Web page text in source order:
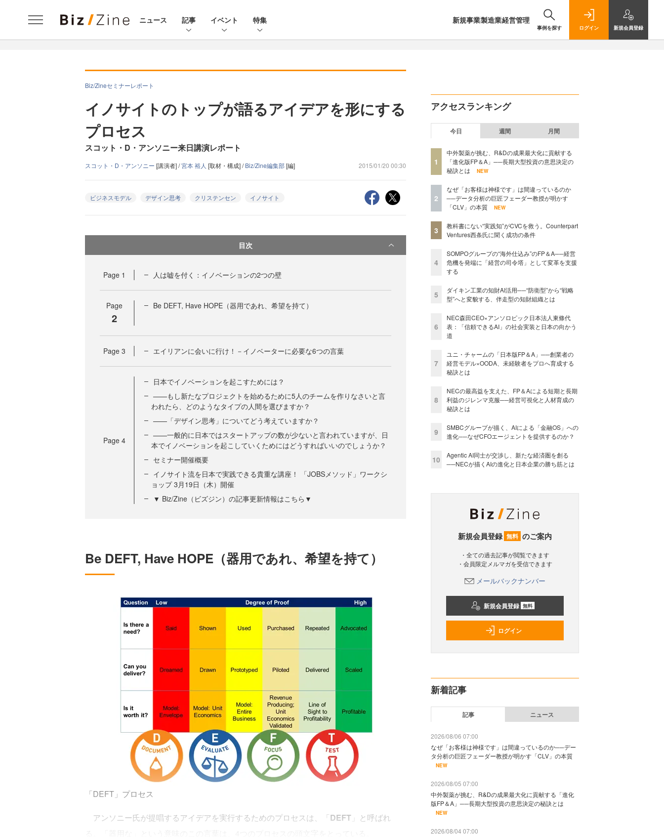
ニュース 記事 イベント 特集 新規事業製造業経営管理
事例を探す ログイン 新規会員登録
Biz/Zineセミナーレポート
イノサイトのトップが語るアイデアを形にする
プロセス
スコット・D・アンソニー来日講演レポート
スコット・D・アンソニー [講演者] /宮本 裕人 [取材・構成] /Biz/Zine編集部[編] 2015/01/20 00:30
ビジネスモデル デザイン思考 クリステンセン イノサイト
目次
Page 1 人は嘘を付く：イノベーションの2つの壁
Page
2
Be DEFT, Have HOPE（器用であれ、希望を持て）
Page 3 エイリアンに会いに行け！－イノベーターに必要な6つの言葉
Page 4
日本でイノベーションを起こすためには？
——もし新たなプロジェクトを始めるために5人のチームを作りなさいと言
われたら、どのようなタイプの人間を選びますか？
——「デザイン思考」についてどう考えていますか？
——一般的に日本ではスタートアップの数が少ないと言われていますが、日
本でイノベーションを起こしていくためにはどうすればいいのでしょうか？
セミナー開催概要
イノサイト流を日本で実践できる貴重な講座！ 「JOBSメソッド」ワークシ
ョップ 3月19日（木）開催
▼ Biz/Zine（ビズジン）の記事更新情報はこちら▼
Be DEFT, Have HOPE（器用であれ、希望を持て）
「DEFT」プロセス
アンソニー氏が提唱するアイデアを実行するためのプロセスは、「DEFT 」と呼ばれ
アクセスランキング
今日 週間 月間
1
中外製薬が挑む、R&Dの成果最大化に貢献する
「進化版FP＆A」──長期大型投資の意思決定の
秘訣とは
NEW
2
なぜ「お客様は神様です」は間違っているのか
──データ分析の巨匠フェーダー教授が明かす
「CLV」の本質
NEW
3
教科書にない“実践知”がCVCを救う。Counterpart
Ventures西条氏に聞く成功の条件
4
SOMPOグループの“海外仕込み”のFP＆A──経営
危機を発端に「経営の司令塔」として変革を支援
する
5
ダイキン工業の知財AI活用──“防衛型”から“戦略
型”へと変貌する、伴走型の知財組織とは
6
NEC森田CEO×アンソロピック日本法人東條代
表：「信頼できるAI」の社会実装と日本の向かう
道
7
ユニ・チャームの「日本版FP＆A」──創業者の
経営モデル×OODA、未経験者をプロへ育成する
秘訣とは
8
NECの最高益を支えた、FP＆Aによる短期と長期
利益のジレンマ克服──経営可視化と人材育成の
秘訣とは
9
SMBCグループが描く、AIによる「金融OS」への
進化──なぜCFOエージェントを提供するのか？
10
Agentic AI同士が交渉し、新たな経済圏を創る
──NECが描くAIの進化と日本企業の勝ち筋とは
新規会員登録 無料 のご案内
・全ての過去記事が閲覧できます
・会員限定メルマガを受信できます
メールバックナンバー
新規会員登録 無料
ログイン
新着記事
記事 ニュース
2026/08/06 07:00
なぜ「お客様は神様です」は間違っているのか──デー
タ分析の巨匠フェーダー教授が明かす「CLV」の本質
NEW
2026/08/05 07:00
中外製薬が挑む、R&Dの成果最大化に貢献する「進化
版FP＆A」──長期大型投資の意思決定の秘訣とは
NEW
2026/08/04 07:00